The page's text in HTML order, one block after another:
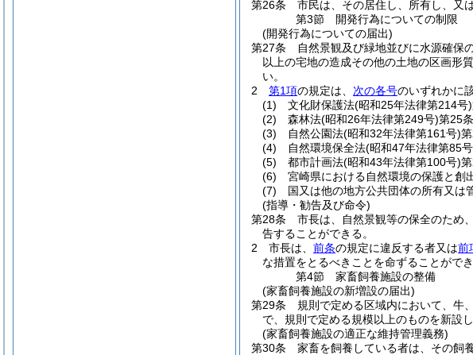
第26条
市民は、その居住し、所有し、又
第3節
開発行為についての制限
(開発行為についての届出)
第27条
自然景観及び緑地並びに水源確保
以上の宅地の造成その他の土地の区画形
い。
2
第1項の規定は、 次の各号のいずれかに
(1)
文化財保護法(昭和25年法律第214号)
(2)
森林法(昭和26年法律第249号)第25
(3)
自然公園法(昭和32年法律第161号)
(4)
自然環境保全法(昭和47年法律第85
(5)
都市計画法(昭和43年法律第100号)
(6)
宮崎県における自然環境の保護と創
(7)
国又は他の地方公共団体の所有又は
(指導・勧告及び命令)
第28条
市長は、自然景観等の保全のため
告することができる。
2
市長は、 前条の規定に違反する者又は前
な措置をとるべきことを命ずることができ
第4節
家畜飼養施設の整備
(家畜飼養施設の新増設の届出)
第29条
規則で定める区域内において、牛
で、規則で定める規模以上のものを新設
(家畜飼養施設の適正な維持管理義務)
第30条
家畜を飼養している者は、その飼